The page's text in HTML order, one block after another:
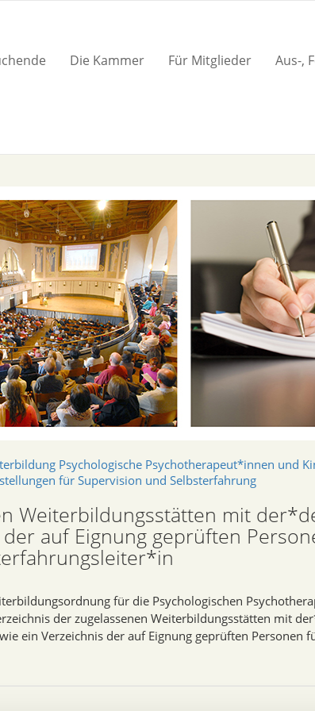
Die Kammer Für Mitglieder Aus-,
Psychologische Psychotherapeut*innen und
für Supervision und Selbsterfahrung
Weiterbildungsstätten mit
auf Eignung geprüften
für die Psychologischen
der zugelassenen Weiterbildungsstätten mit
ein Verzeichnis der auf Eignung geprüften